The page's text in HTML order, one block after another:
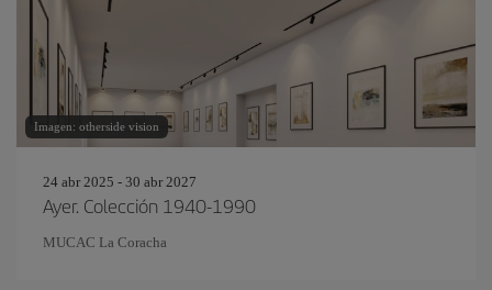
Imagen: otherside vision
24 abr 2025 - 30 abr 2027
Ayer. Colección 1940-1990
MUCAC La Coracha